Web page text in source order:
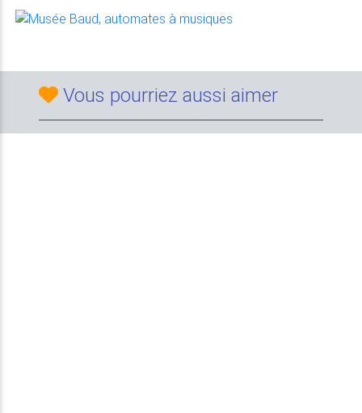
Vous pourriez aussi aimer